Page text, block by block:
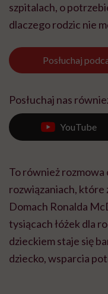
szpitalach, o
dlaczego rodzic nie
Posłuchaj
Posłuchaj nas
YouTube
To również
rozwiązaniach, które
Domach Ronalda
tysiącach łóżek dla
dzieckiem staje się
dziecko, wsparcia